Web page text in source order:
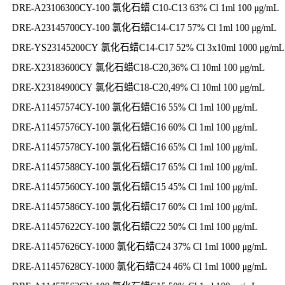
DRE-A23106300CY-100 氯化石蜡 C10-C13 63% Cl 1ml 100 μg/mL
DRE-A23145700CY-100 氯化石蜡C14-C17 57% Cl 1ml 100 μg/mL
DRE-YS23145200CY 氯化石蜡C14-C17 52% Cl 3x10ml 1000 μg/mL
DRE-X23183600CY 氯化石蜡C18-C20,36% Cl 10ml 100 μg/mL
DRE-X23184900CY 氯化石蜡C18-C20,49% Cl 10ml 100 μg/mL
DRE-A11457574CY-100 氯化石蜡C16 55% Cl 1ml 100 μg/mL
DRE-A11457576CY-100 氯化石蜡C16 60% Cl 1ml 100 μg/mL
DRE-A11457578CY-100 氯化石蜡C16 65% Cl 1ml 100 μg/mL
DRE-A11457588CY-100 氯化石蜡C17 65% Cl 1ml 100 μg/mL
DRE-A11457560CY-100 氯化石蜡C15 45% Cl 1ml 100 μg/mL
DRE-A11457586CY-100 氯化石蜡C17 60% Cl 1ml 100 μg/mL
DRE-A11457622CY-100 氯化石蜡C22 50% Cl 1ml 100 μg/mL
DRE-A11457626CY-1000 氯化石蜡C24 37% Cl 1ml 1000 μg/mL
DRE-A11457628CY-1000 氯化石蜡C24 46% Cl 1ml 1000 μg/mL